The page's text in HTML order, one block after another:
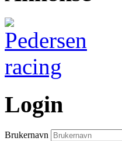
Login
Brukernavn